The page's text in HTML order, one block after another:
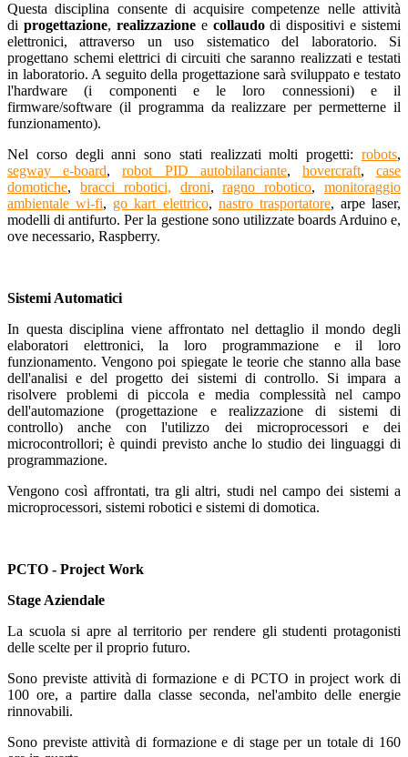
Questa disciplina consente di acquisire competenze nelle attività
di progettazione, realizzazione e collaudo di dispositivi e sistemi
elettronici, attraverso un uso sistematico del laboratorio. Si
progettano schemi elettrici di circuiti che saranno realizzati e testati
in laboratorio. A seguito della progettazione sarà sviluppato e testato
l'hardware (i componenti e le loro connessioni) e il
firmware/software (il programma da realizzare per permetterne il
funzionamento).
Nel corso degli anni sono stati realizzati molti progetti: robots,
segway e-board,robot PID autobilanciante, hovercraft,case
domotiche, bracci robotici, droni,ragno robotico,monitoraggio
ambientale wi-fi, go kart elettrico, nastro trasportatore, arpe laser,
modelli di antifurto. Per la gestione sono utilizzate boards Arduino e,
ove necessario, Raspberry.
Sistemi Automatici
In questa disciplina viene affrontato nel dettaglio il mondo degli
elaboratori elettronici, la loro programmazione e il loro
funzionamento. Vengono poi spiegate le teorie che stanno alla base
dell'analisi e del progetto dei sistemi di controllo. Si impara a
risolvere problemi di piccola e media complessità nel campo
dell'automazione (progettazione e realizzazione di sistemi di
controllo) anche con l'utilizzo dei microprocessori e dei
microcontrollori; è quindi previsto anche lo studio dei linguaggi di
programmazione.
Vengono così affrontati, tra gli altri, studi nel campo dei sistemi a
microprocessori, sistemi robotici e sistemi di domotica.
PCTO - Project Work
Stage Aziendale
La scuola si apre al territorio per rendere gli studenti protagonisti
delle scelte per il proprio futuro.
Sono previste attività di formazione e di PCTO in project work di
100 ore, a partire dalla classe seconda, nel'ambito delle energie
rinnovabili.
Sono previste attività di formazione e di stage per un totale di 160